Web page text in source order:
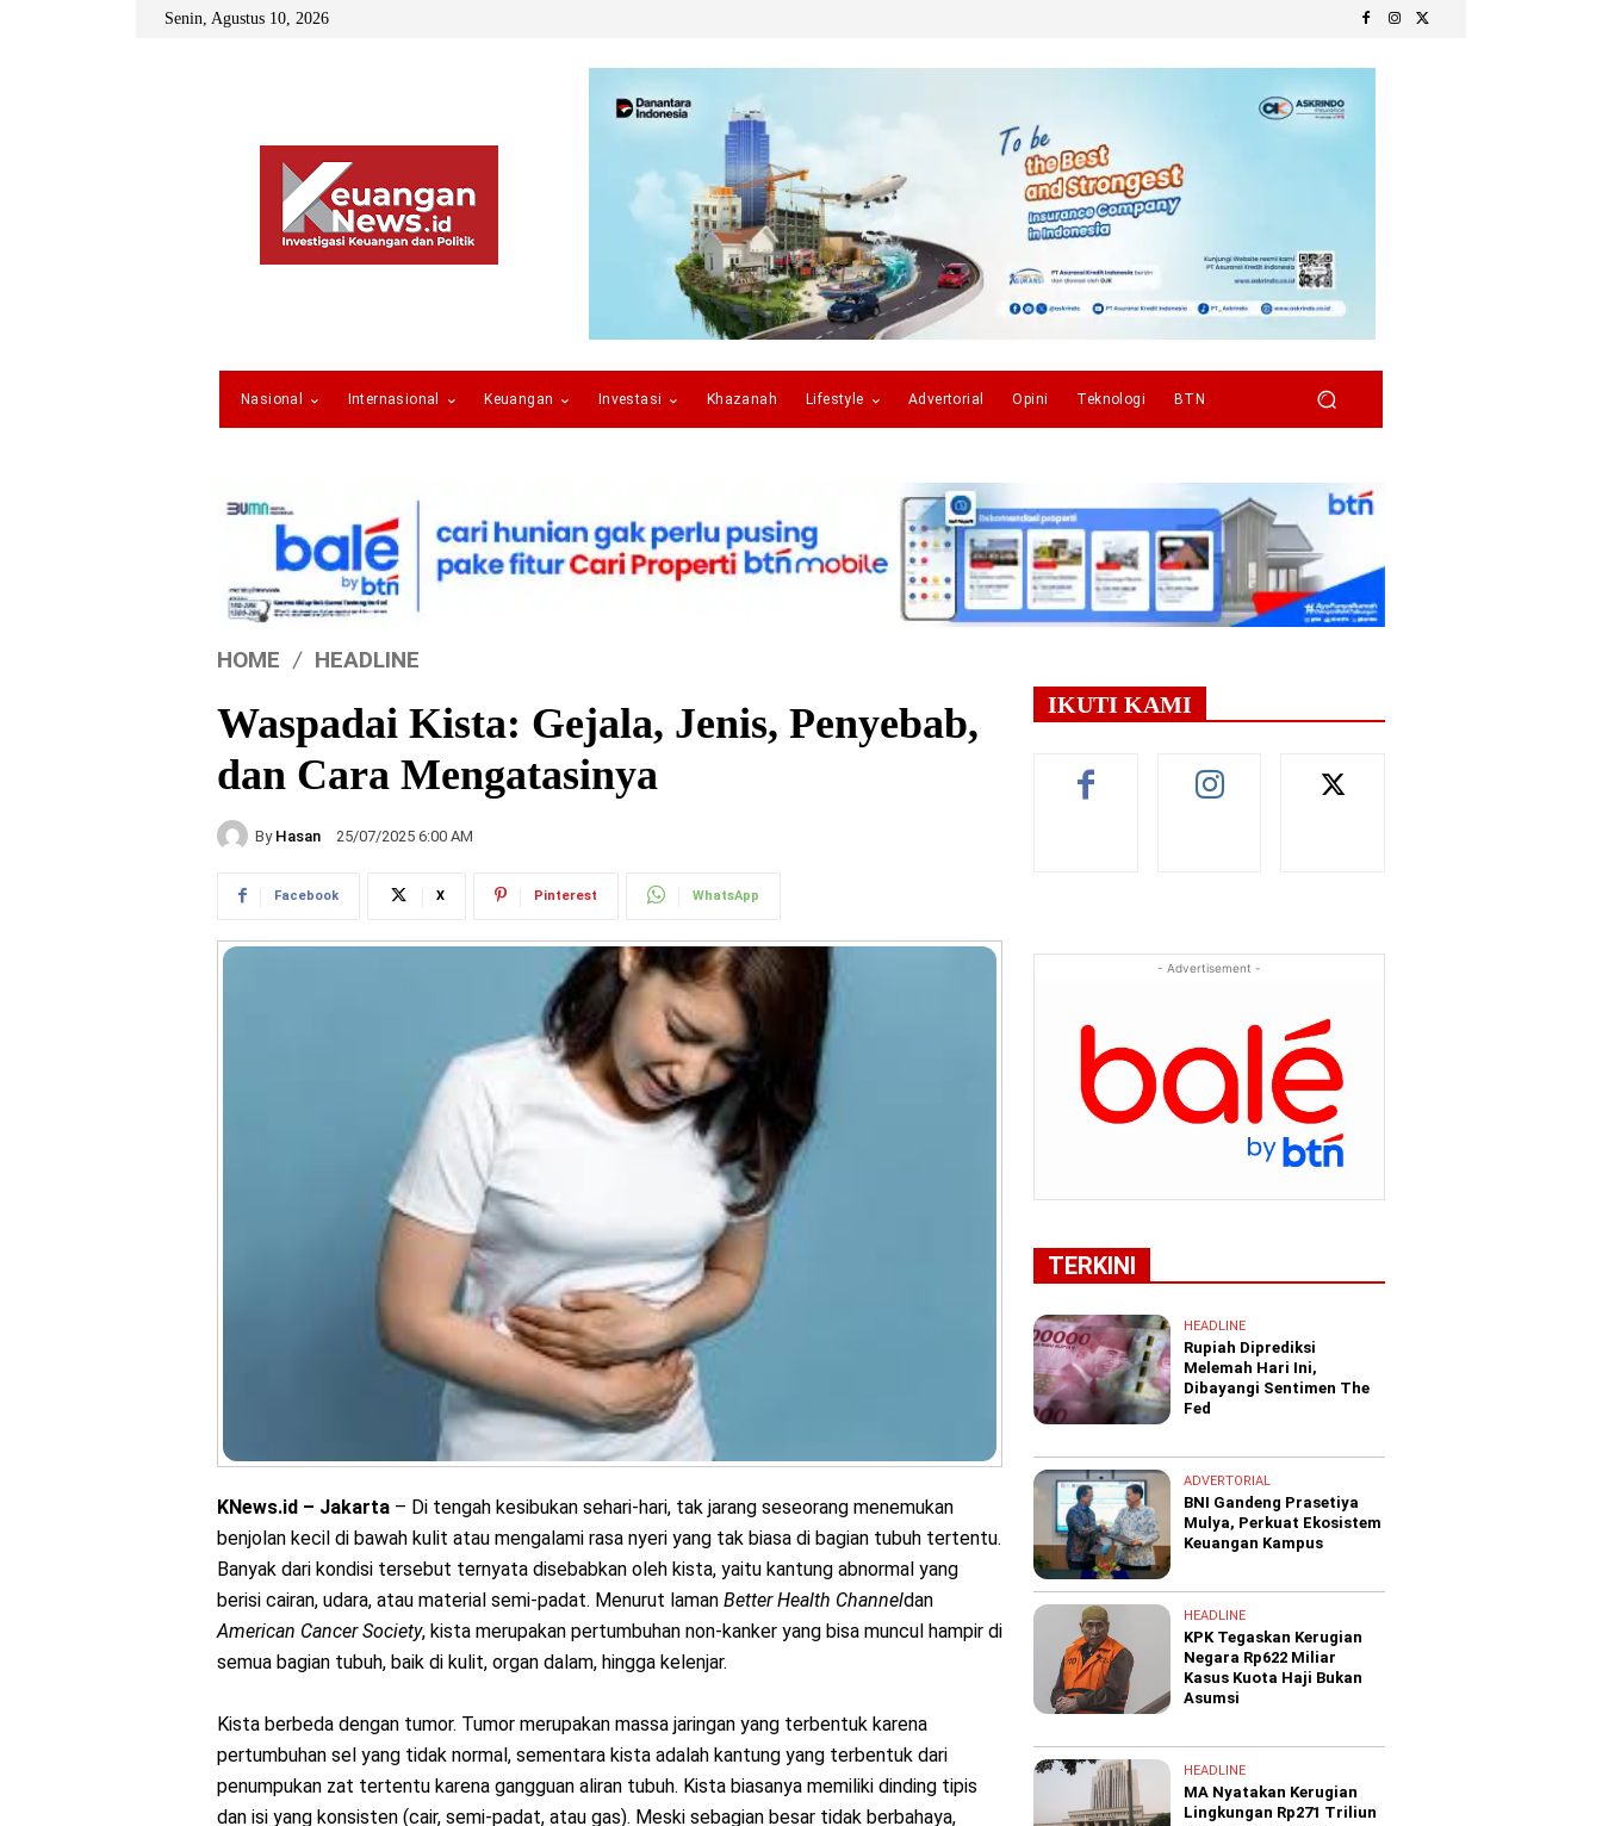
Senin, Agustus 10, 2026
Nasional Internasional Keuangan Investasi Khazanah Lifestyle Advertorial Opini Teknologi BTN
HOME HEADLINE
Waspadai Kista: Gejala, Jenis, Penyebab,
dan Cara Mengatasinya
By Hasan 25/07/2025 6:00 AM
Facebook X Pinterest WhatsApp
KNews.id – Jakarta – Di tengah kesibukan sehari-hari, tak jarang seseorang menemukan
benjolan kecil di bawah kulit atau mengalami rasa nyeri yang tak biasa di bagian tubuh tertentu.
Banyak dari kondisi tersebut ternyata disebabkan oleh kista, yaitu kantung abnormal yang
berisi cairan, udara, atau material semi-padat. Menurut laman Better Health Channeldan
American Cancer Society, kista merupakan pertumbuhan non-kanker yang bisa muncul hampir di
semua bagian tubuh, baik di kulit, organ dalam, hingga kelenjar.
Kista berbeda dengan tumor. Tumor merupakan massa jaringan yang terbentuk karena
pertumbuhan sel yang tidak normal, sementara kista adalah kantung yang terbentuk dari
penumpukan zat tertentu karena gangguan aliran tubuh. Kista biasanya memiliki dinding tipis
dan isi yang konsisten (cair, semi-padat, atau gas). Meski sebagian besar tidak berbahaya,
IKUTI KAMI
- Advertisement -
TERKINI
HEADLINE
Rupiah Diprediksi
Melemah Hari Ini,
Dibayangi Sentimen The
Fed
ADVERTORIAL
BNI Gandeng Prasetiya
Mulya, Perkuat Ekosistem
Keuangan Kampus
HEADLINE
KPK Tegaskan Kerugian
Negara Rp622 Miliar
Kasus Kuota Haji Bukan
Asumsi
HEADLINE
MA Nyatakan Kerugian
Lingkungan Rp271 Triliun